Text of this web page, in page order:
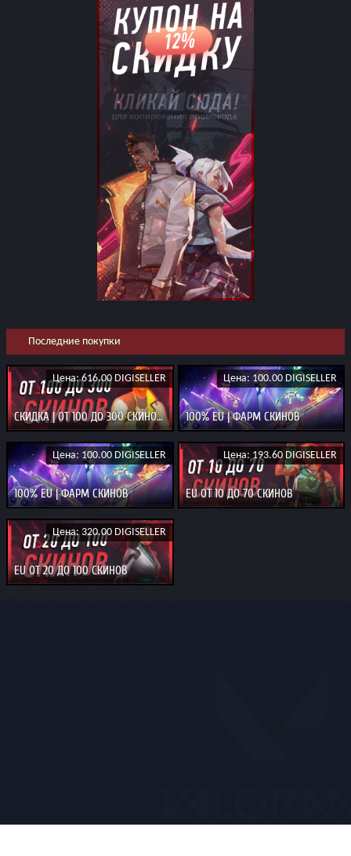
Последние покупки
Цена: 616.00 DIGISELLER
СКИДКА | ОТ 100 ДО 300 СКИНОВ 100% EU
Цена: 100.00 DIGISELLER
100% EU | ФАРМ СКИНОВ
Цена: 100.00 DIGISELLER
100% EU | ФАРМ СКИНОВ
Цена: 193.60 DIGISELLER
EU ОТ 10 ДО 70 СКИНОВ
Цена: 320.00 DIGISELLER
EU ОТ 20 ДО 100 СКИНОВ